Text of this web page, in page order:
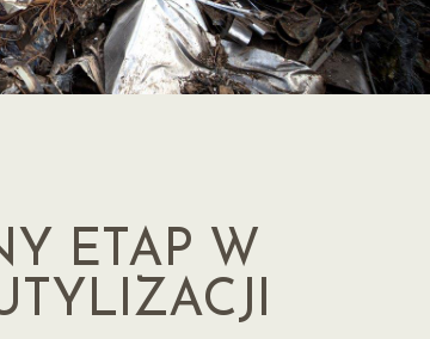
ETAP W